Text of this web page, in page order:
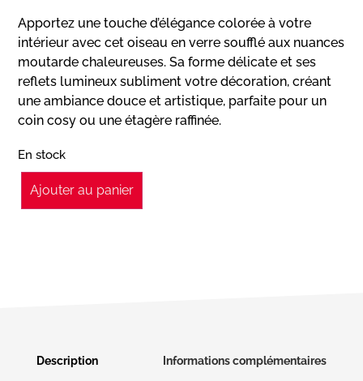
Apportez une touche d’élégance colorée à votre
intérieur avec cet oiseau en verre soufflé aux nuances
moutarde chaleureuses. Sa forme délicate et ses
reflets lumineux subliment votre décoration, créant
une ambiance douce et artistique, parfaite pour un
coin cosy ou une étagère raffinée.
En stock
Ajouter au panier
Description Informations complémentaires